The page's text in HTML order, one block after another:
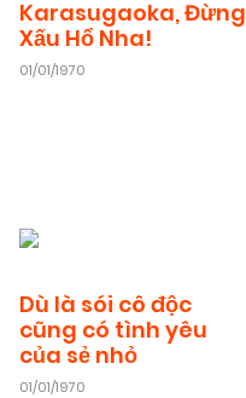
Karasugaoka, Đừng
Xấu Hổ Nha!
01/01/1970
Dù là sói cô độc
cũng có tình yêu
của sẻ nhỏ
01/01/1970